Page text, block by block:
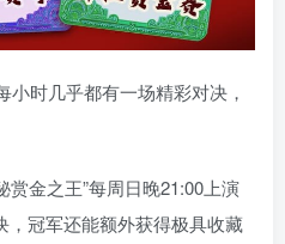
时几乎都有一场精彩对决，
赏金之王”每周日晚21:00上演
，冠军还能额外获得极具收藏